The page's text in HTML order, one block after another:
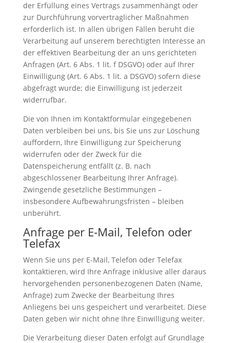
der Erfüllung eines Vertrags zusammenhängt oder
zur Durchführung vorvertraglicher Maßnahmen
erforderlich ist. In allen übrigen Fällen beruht die
Verarbeitung auf unserem berechtigten Interesse an
der effektiven Bearbeitung der an uns gerichteten
Anfragen (Art. 6 Abs. 1 lit. f DSGVO) oder auf Ihrer
Einwilligung (Art. 6 Abs. 1 lit. a DSGVO) sofern diese
abgefragt wurde; die Einwilligung ist jederzeit
widerrufbar.
Die von Ihnen im Kontaktformular eingegebenen
Daten verbleiben bei uns, bis Sie uns zur Löschung
auffordern, Ihre Einwilligung zur Speicherung
widerrufen oder der Zweck für die
Datenspeicherung entfällt (z. B. nach
abgeschlossener Bearbeitung Ihrer Anfrage).
Zwingende gesetzliche Bestimmungen –
insbesondere Aufbewahrungsfristen – bleiben
unberührt.
Anfrage per E-Mail, Telefon oder
Telefax
Wenn Sie uns per E-Mail, Telefon oder Telefax
kontaktieren, wird Ihre Anfrage inklusive aller daraus
hervorgehenden personenbezogenen Daten (Name,
Anfrage) zum Zwecke der Bearbeitung Ihres
Anliegens bei uns gespeichert und verarbeitet. Diese
Daten geben wir nicht ohne Ihre Einwilligung weiter.
Die Verarbeitung dieser Daten erfolgt auf Grundlage